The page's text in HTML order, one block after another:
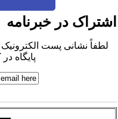
در خبرنامه
لطفاً نشانی پست الکترونیک
پایگاه در